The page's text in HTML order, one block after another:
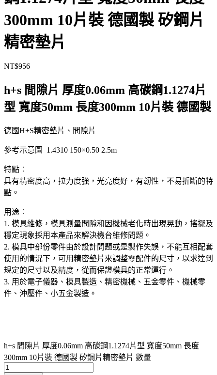
300mm 10片裝 德國製 矽鋼片
精密墊片
NT$956
h+s 間隙片 厚度0.06mm 高碳鋼1.1274片
型 寬度50mm 長度300mm 10片裝 德國製
德國H+S精密墊片、間隙片
參考示意圖 1.4310 150×0.50 2.5m
特點︰
具有精密度高，拉力度強，光亮度好，有韌性，不易折斷的特
點。
用途︰
1. 模具維修，模具測量間隙和因機械老化時出現晃動，搖擺及
穩定現象採用本產品來解決機台維修問題。
2. 模具中部份零件由於設計問題或是製作失誤，不能互相配套
使用的情況下，可用精密墊片來調整零配件的尺寸，以求達到
規定的尺寸以及精度，從而保證模具的正常運行。
3. 用於電子儀器、模具製造、精密機械、五金零件、機械零
件、沖壓件、小五金製造。
h+s 間隙片 厚度0.06mm 高碳鋼1.1274片型 寬度50mm 長度
300mm 10片裝 德國製 矽鋼片精密墊片 數量